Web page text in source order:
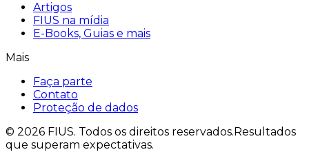
Artigos
FIUS na mídia
E-Books, Guias e mais
Mais
Faça parte
Contato
Proteção de dados
© 2026 FIUS. Todos os direitos reservados.Resultados
que superam expectativas.